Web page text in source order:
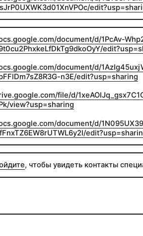
document/d/1PcAv-
document/d/
n3E/edit?usp=sharing
file/d/
view?usp=sharing
document/d/
, чтобы увидеть контакты